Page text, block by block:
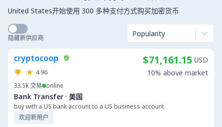
United States开始使用 300 多种支付方式购买加密货币
隐藏新供应商 Popularity
cryptocoop
4.96
33.5k交易 online
Bank Transfer · 美国
buy with a US bank account to a US business account
欢迎新用户
$71,161.15 USD
10% above market